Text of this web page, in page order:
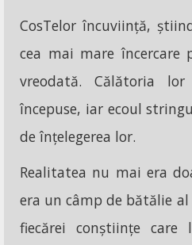
CosTelor încuviință,
cea mai mare încercare
vreodată. Călătoria
începuse, iar ecoul
de înțelegerea lor.
Realitatea nu mai era
era un câmp de bătălie
fiecărei conștiințe